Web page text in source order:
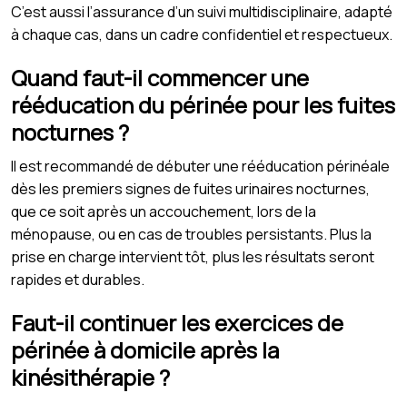
C’est aussi l’assurance d’un suivi multidisciplinaire, adapté
à chaque cas, dans un cadre confidentiel et respectueux.
Quand faut-il commencer une
rééducation du périnée pour les fuites
nocturnes ?
Il est recommandé de débuter une rééducation périnéale
dès les premiers signes de fuites urinaires nocturnes,
que ce soit après un accouchement, lors de la
ménopause, ou en cas de troubles persistants. Plus la
prise en charge intervient tôt, plus les résultats seront
rapides et durables.
Faut-il continuer les exercices de
périnée à domicile après la
kinésithérapie ?